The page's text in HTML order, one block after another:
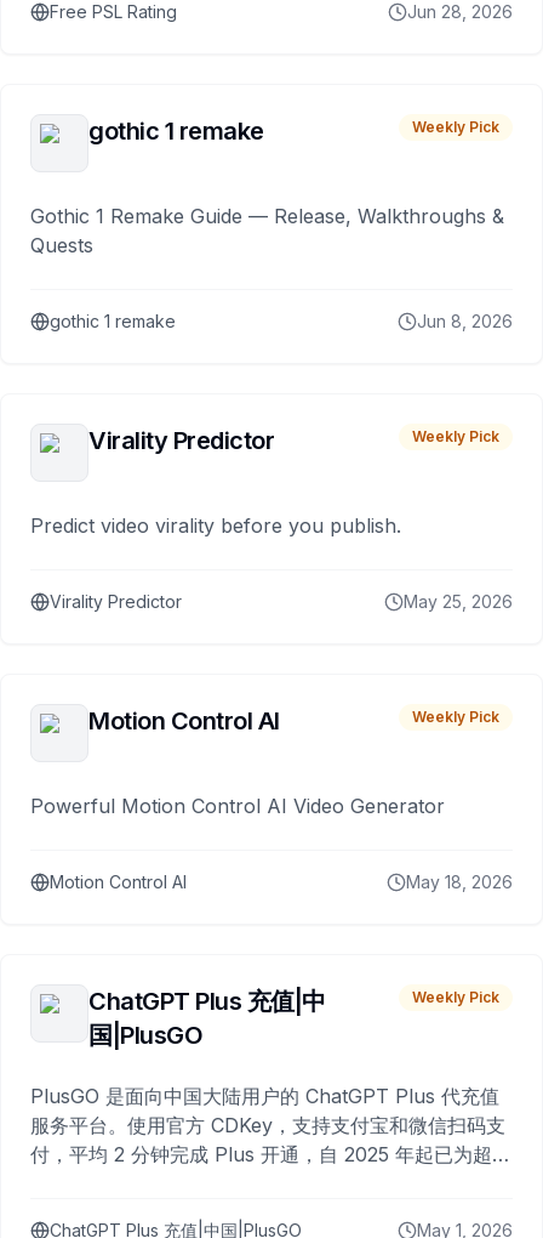
Free PSL Rating Jun 28, 2026
gothic 1 remake Weekly Pick
Gothic 1 Remake Guide — Release, Walkthroughs &
Quests
gothic 1 remake Jun 8, 2026
Virality Predictor Weekly Pick
Predict video virality before you publish.
Virality Predictor May 25, 2026
Motion Control AI Weekly Pick
Powerful Motion Control AI Video Generator
Motion Control AI May 18, 2026
ChatGPT Plus 充值|中
国|PlusGO
Weekly Pick
PlusGO 是面向中国大陆用户的 ChatGPT Plus 代充值
服务平台。使用官方 CDKey，支持支付宝和微信扫码支
付，平均 2 分钟完成 Plus 开通，自 2025 年起已为超过
ChatGPT Plus 充值|中国|PlusGO May 1, 2026